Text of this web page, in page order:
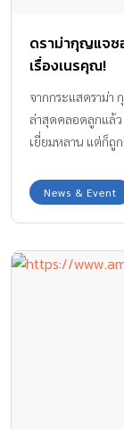
ดราม่ากุญแจซ
เรื่องเนรคุณ!
จากกระแสดราม่
ล่าสุดคลอดลูกแล้ว
เยี่ยมหลาน แต่ก็ถู
News & Event